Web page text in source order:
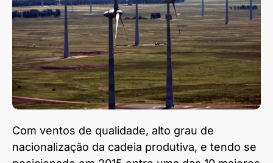
Com ventos de qualidade, alto grau de
nacionalização da cadeia produtiva, e tendo se